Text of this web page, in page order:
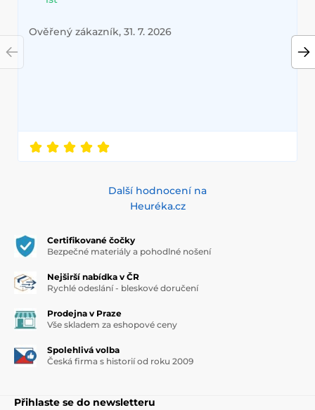
Ověřený zákazník, 31. 7. 2026
Další hodnocení na
Heuréka.cz
Certifikované čočky
Bezpečné materiály a pohodlné nošení
Nejširší nabídka v ČR
Rychlé odeslání - bleskové doručení
Prodejna v Praze
Vše skladem za eshopové ceny
Spolehlivá volba
Česká firma s historií od roku 2009
Přihlaste se do newsletteru